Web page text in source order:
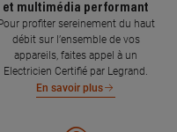
et multimédia performant
Pour profiter sereinement du haut
débit sur l’ensemble de vos
appareils, faites appel à un
Electricien Certifié par Legrand.
En savoir plus